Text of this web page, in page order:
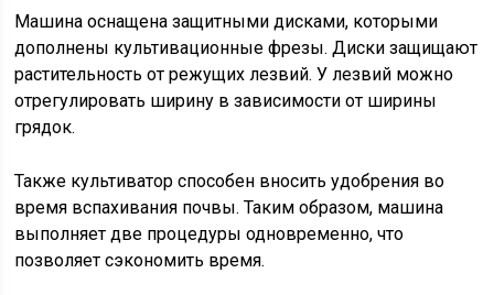
Машина оснащена защитными дисками, которыми
дополнены культивационные фрезы. Диски защищают
растительность от режущих лезвий. У лезвий можно
отрегулировать ширину в зависимости от ширины
грядок.
Также культиватор способен вносить удобрения во
время вспахивания почвы. Таким образом, машина
выполняет две процедуры одновременно, что
позволяет сэкономить время.